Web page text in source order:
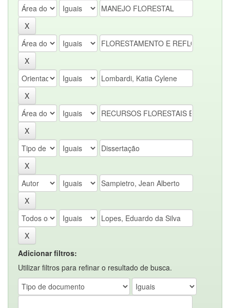
Adicionar filtros:
Utilizar filtros para refinar o resultado de busca.